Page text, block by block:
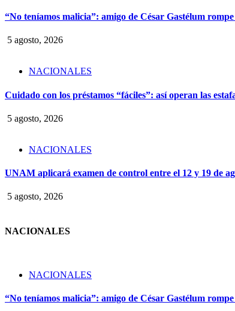
“No teníamos malicia”: amigo de César Gastélum
5 agosto, 2026
NACIONALES
Cuidado con los préstamos “fáciles”: así operan las
5 agosto, 2026
NACIONALES
UNAM aplicará examen de control entre el 12 y 19 de
5 agosto, 2026
NACIONALES
NACIONALES
“No teníamos malicia”: amigo de César Gastélum